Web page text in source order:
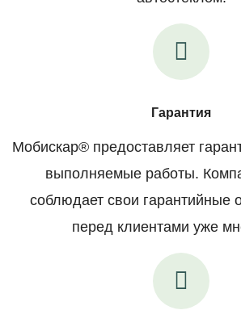
Гарантия
Мобискар® предоставляет
выполняемые работы.
соблюдает свои гарантийные
перед клиентами уже